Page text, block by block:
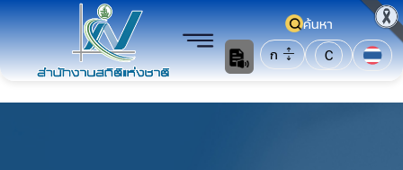
ค้นหา
ก
C